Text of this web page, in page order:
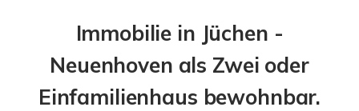
Immobilie in Jüchen -
Neuenhoven als Zwei oder
Einfamilienhaus bewohnbar.